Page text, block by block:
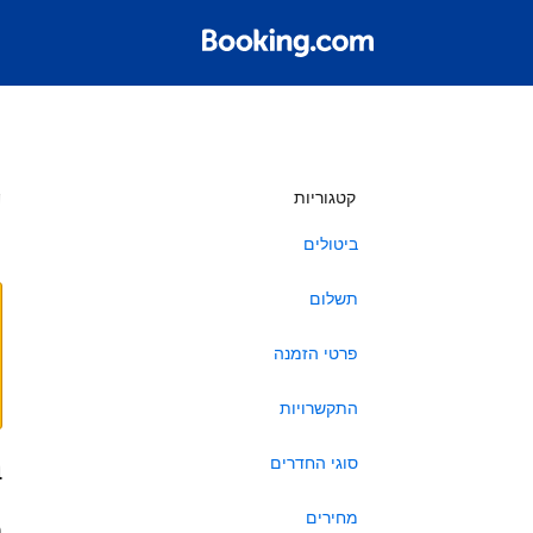
קטגוריות
ביטולים
תשלום
פרטי הזמנה
התקשרויות
סוגי החדרים
מחירים